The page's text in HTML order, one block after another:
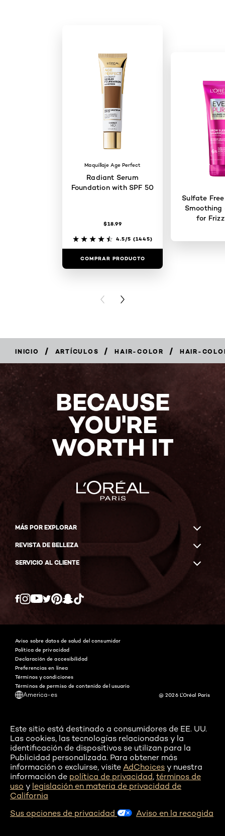
Maquillaje Age Perfect
Radiant Serum
Foundation with SPF 50
$18.99
4.5/5 (1445)
COMPRAR PRODUCTO
Sulfate
Smoothing
for
PREVIOUS CARD
NEXT CARD
INICIO / ARTÍCULOS / HAIR-COLOR / HAIR-
BECAUSE
YOU'RE
WORTH IT
MÁS POR EXPLORAR
REVISTA DE BELLEZA
SERVICIO AL CLIENTE
Twitter
America-es
Aviso sobre datos de salud del consumidor
Política de privacidad
Declaración de accesibilidad
Preferencias en línea
Términos y condiciones
Términos de permiso de contenido del usuario
@ 2026 L'Oréal Paris
Este sitio está destinado a consumidores de EE. UU.
Las cookies, las tecnologías relacionadas y la
identificación de dispositivos se utilizan para la
Publicidad personalizada. Para obtener más
información o excluirse, visite AdChoices y nuestra
información de política de privacidad, términos de
uso y legislación en materia de privacidad de
California
Sus opciones de privacidad
Aviso en la recogida